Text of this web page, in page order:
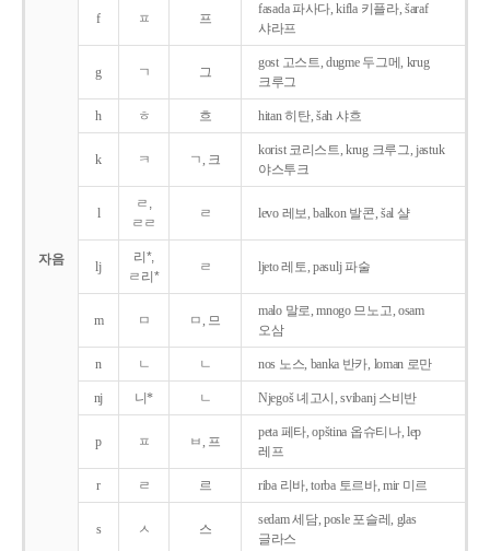
자음
f ㅍ 프
fasada 파사다, kifla 키플라, šaraf
샤라프
g ㄱ 그
gost 고스트, dugme 두그메, krug
크루그
h ㅎ 흐 hitan 히탄, šah 샤흐
k ㅋ ㄱ, 크
korist 코리스트, krug 크루그, jastuk
야스투크
l
ㄹ,
ㄹㄹ
ㄹ levo 레보, balkon 발콘, šal 샬
lj
리*,
ㄹ리*
ㄹ ljeto 레토, pasulj 파술
m ㅁ ㅁ, 므
malo 말로, mnogo 므노고, osam
오삼
n ㄴ ㄴ nos 노스, banka 반카, loman 로만
nj 니* ㄴ Njegoš 녜고시, svibanj 스비반
p ㅍ ㅂ, 프
peta 페타, opština 옵슈티나, lep
레프
r ㄹ 르 riba 리바, torba 토르바, mir 미르
s ㅅ 스
sedam 세담, posle 포슬레, glas
글라스